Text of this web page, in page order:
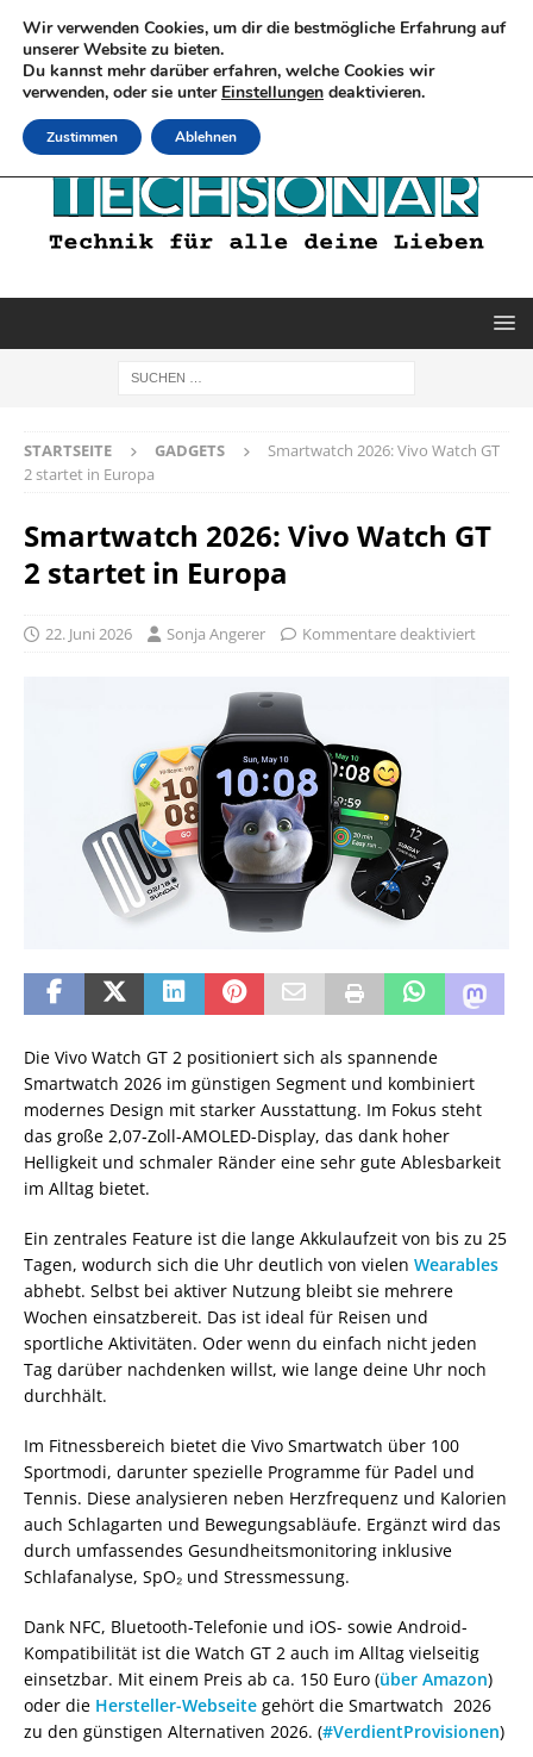
STARTSEITE GADGETS
Smartwatch 2026: Vivo Watch GT
2 startet in Europa
Smartwatch 2026: Vivo Watch GT
2 startet in Europa
22. Juni 2026 Sonja Angerer Kommentare deaktiviert
Die Vivo Watch GT 2 positioniert sich als spannende
Smartwatch 2026 im günstigen Segment und kombiniert
modernes Design mit starker Ausstattung. Im Fokus steht
das große 2,07‑Zoll-AMOLED-Display, das dank hoher
Helligkeit und schmaler Ränder eine sehr gute Ablesbarkeit
im Alltag bietet.
Ein zentrales Feature ist die lange Akkulaufzeit von bis zu 25
Tagen, wodurch sich die Uhr deutlich von vielen Wearables
abhebt. Selbst bei aktiver Nutzung bleibt sie mehrere
Wochen einsatzbereit. Das ist ideal für Reisen und
sportliche Aktivitäten. Oder wenn du einfach nicht jeden
Tag darüber nachdenken willst, wie lange deine Uhr noch
durchhält.
Im Fitnessbereich bietet die Vivo Smartwatch über 100
Sportmodi, darunter spezielle Programme für Padel und
Tennis. Diese analysieren neben Herzfrequenz und Kalorien
auch Schlagarten und Bewegungsabläufe. Ergänzt wird das
durch umfassendes Gesundheitsmonitoring inklusive
Schlafanalyse, SpO₂ und Stressmessung.
Dank NFC, Bluetooth-Telefonie und iOS- sowie Android-
Kompatibilität ist die Watch GT 2 auch im Alltag vielseitig
einsetzbar. Mit einem Preis ab ca. 150 Euro (über Amazon)
oder die Hersteller-Webseite gehört die Smartwatch 2026
zu den günstigen Alternativen 2026. (#VerdientProvisionen)
Wir verwenden Cookies, um dir die bestmögliche Erfahrung auf
unserer Website zu bieten.
Du kannst mehr darüber erfahren, welche Cookies wir
verwenden, oder sie unter Einstellungen deaktivieren.
Zustimmen Ablehnen